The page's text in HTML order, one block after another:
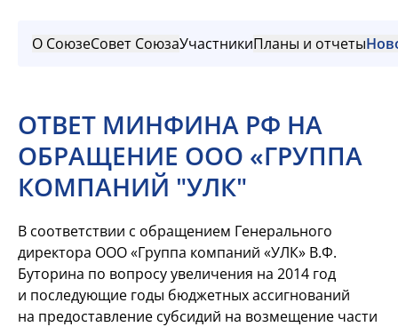
О СоюзеСовет СоюзаУчастникиПланы и отчеты
ОТВЕТ МИНФИНА РФ НА
ОБРАЩЕНИЕ ООО «ГРУППА
КОМПАНИЙ "УЛК"
В соответствии с обращением Генерального
директора ООО «Группа компаний «УЛК» В.Ф.
Буторина по вопросу увеличения на 2014 год
и последующие годы бюджетных ассигнований
на предоставление субсидий на возмещение части